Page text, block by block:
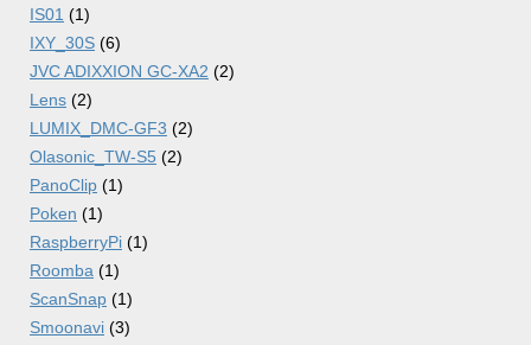
IS01 (1)
IXY_30S (6)
JVC ADIXXION GC-XA2 (2)
Lens (2)
LUMIX_DMC-GF3 (2)
Olasonic_TW-S5 (2)
PanoClip (1)
Poken (1)
RaspberryPi (1)
Roomba (1)
ScanSnap (1)
Smoonavi (3)